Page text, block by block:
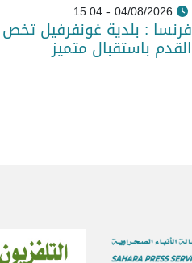
04/08/2026 - 15:04
فرنسا : بلدية غونفرفيل
القدم باستقبال متميز